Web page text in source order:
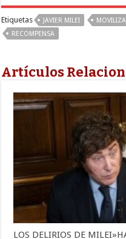
Etiquetas JAVIER MILEI
RECOMPENSA
Artículos
LOS DELIRIOS DE